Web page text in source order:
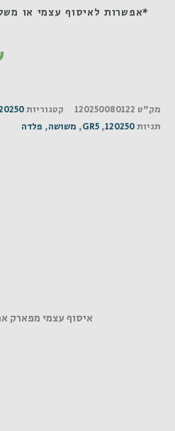
*אפשרות לאיסוף עצמי או
מק"ט 120250080122 קטגוריות
תגיות120250
,
GR5
, משושה, פלדה
איסוף עצמי מפארק